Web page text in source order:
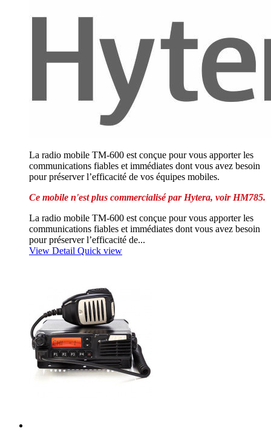
La radio mobile TM-600 est conçue pour vous apporter les
communications fiables et immédiates dont vous avez besoin
pour préserver l’efficacité de vos équipes mobiles.
Ce mobile n'est plus commercialisé par Hytera, voir HM785.
La radio mobile TM-600 est conçue pour vous apporter les
communications fiables et immédiates dont vous avez besoin
pour préserver l’efficacité de...
View Detail Quick view